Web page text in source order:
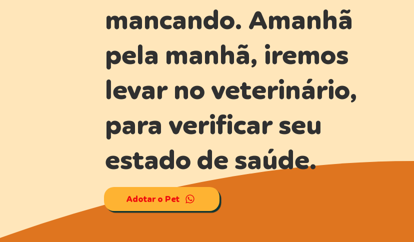
mancando. Amanhã
pela manhã, iremos
levar no veterinário,
para verificar seu
estado de saúde.
Adotar o Pet